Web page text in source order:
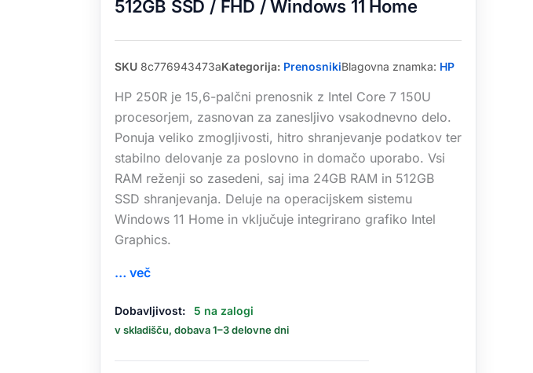
512GB SSD / FHD / Windows 11 Home
SKU 8c776943473aKategorija: PrenosnikiBlagovna znamka: HP
HP 250R je 15,6-palčni prenosnik z Intel Core 7 150U
procesorjem, zasnovan za zanesljivo vsakodnevno delo.
Ponuja veliko zmogljivosti, hitro shranjevanje podatkov ter
stabilno delovanje za poslovno in domačo uporabo. Vsi
RAM reženji so zasedeni, saj ima 24GB RAM in 512GB
SSD shranjevanja. Deluje na operacijskem sistemu
Windows 11 Home in vključuje integrirano grafiko Intel
Graphics.
… več
Dobavljivost: 5 na zalogi
v skladišču, dobava 1–3 delovne dni
G10